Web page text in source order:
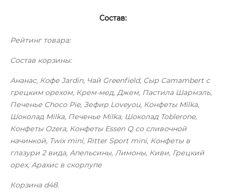
Состав:
Рейтинг товара:
Состав корзины:
Ананас, Кофе Jardin, Чай Greenfield, Сыр Camambert с
грецким орехом, Крем-мед, Джем, Пастила Шармэль,
Печенье Choco Pie, Зефир Loveyou, Конфеты Milka,
Шоколад Milka, Печенье Milka, Шоколад Toblerone,
Конфеты Ozera, Конфеты Essen Q со сливочной
начинкой, Twix mini, Ritter Sport mini, Конфеты в
глазури 2 вида, Апельсины, Лимоны, Киви, Грецкий
орех, Арахис в скорлупе
Корзина d48.